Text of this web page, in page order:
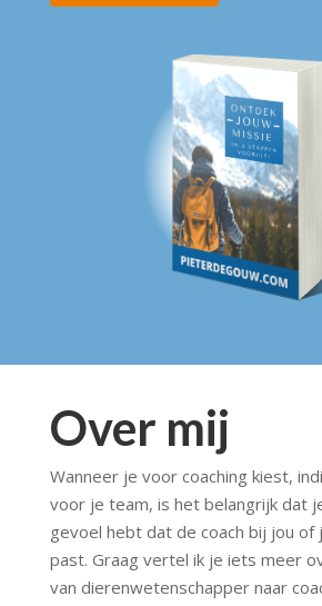
Over mij
Wanneer je voor coaching kiest,
voor je team, is het belangrijk dat
gevoel hebt dat de coach bij jou of
past. Graag vertel ik je iets meer
van dierenwetenschapper naar